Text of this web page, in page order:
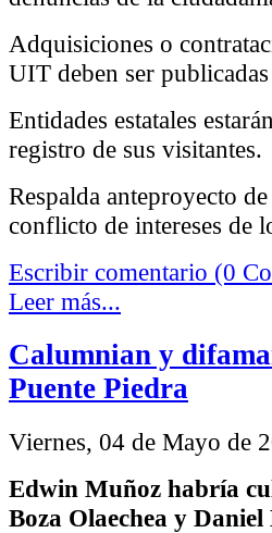
Adquisiciones o
UIT deben ser
Entidades estatales
registro de sus visitantes.
Respalda anteproyecto
conflicto de intereses de
Escribir comentario (0
Leer más...
Calumnian y
Puente Piedra
Viernes, 04 de Mayo de
Edwin Muñoz habría
Boza Olaechea y